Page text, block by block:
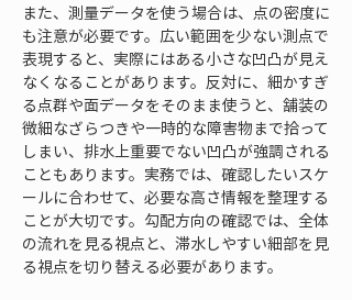
また、測量データを使う場合は、点の密度に
も注意が必要です。広い範囲を少ない測点で
表現すると、実際にはある小さな凹凸が見え
なくなることがあります。反対に、細かすぎ
る点群や面データをそのまま使うと、舗装の
微細なざらつきや一時的な障害物まで拾って
しまい、排水上重要でない凹凸が強調される
こともあります。実務では、確認したいスケ
ールに合わせて、必要な高さ情報を整理する
ことが大切です。勾配方向の確認では、全体
の流れを見る視点と、滞水しやすい細部を見
る視点を切り替える必要があります。